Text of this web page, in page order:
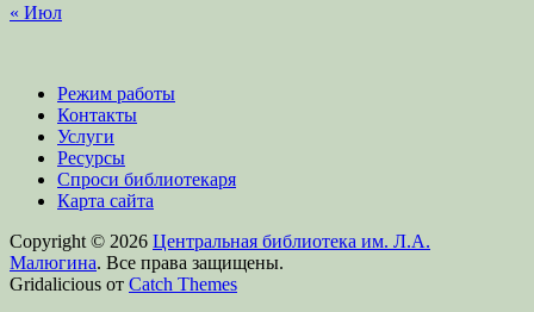
« Июл
Режим работы
Контакты
Услуги
Ресурсы
Спроси библиотекаря
Карта сайта
Copyright © 2026 Центральная библиотека им. Л.А.
Малюгина. Все права защищены.
Gridalicious от Catch Themes